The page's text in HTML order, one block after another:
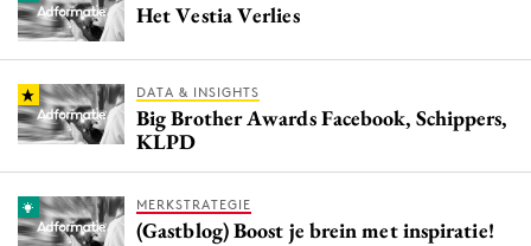
Het Vestia Verlies
DATA & INSIGHTS
Big Brother Awards Facebook, Schippers,
KLPD
MERKSTRATEGIE
(Gastblog) Boost je brein met inspiratie!